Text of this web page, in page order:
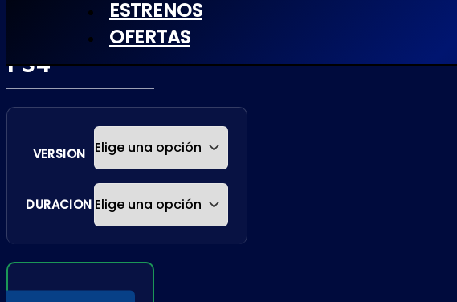
ESTRENOS
OFERTAS
SOULS |
PS4
VERSION
DURACION